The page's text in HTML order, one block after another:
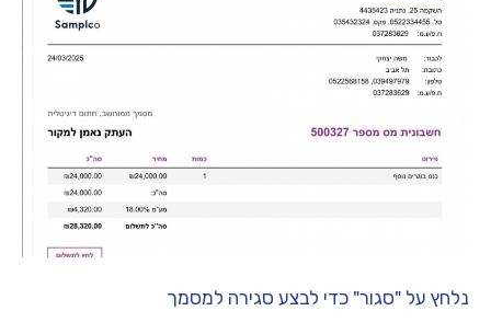
נלחץ על "סגור" כדי לבצע סגירה למסמך